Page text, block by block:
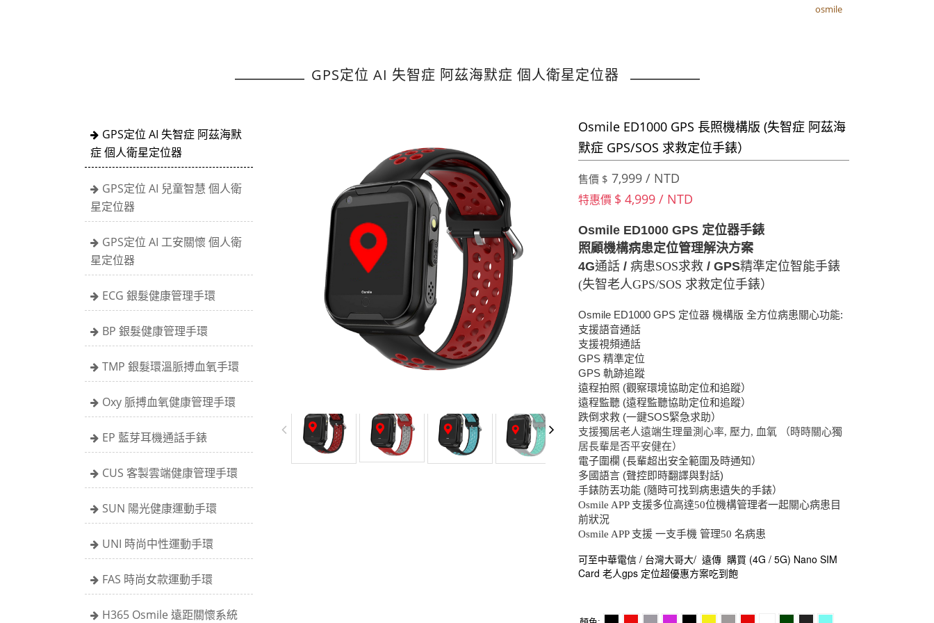
osmile
GPS定位 AI 失智症 阿茲海默症 個人衛星定位器
GPS定位 AI 失智症 阿茲海默
症 個人衛星定位器
GPS定位 AI 兒童智慧 個人衛
星定位器
GPS定位 AI 工安關懷 個人衛
星定位器
ECG 銀髮健康管理手環
BP 銀髮健康管理手環
TMP 銀髮環溫脈搏血氧手環
Oxy 脈搏血氧健康管理手環
EP 藍芽耳機通話手錶
CUS 客製雲端健康管理手環
SUN 陽光健康運動手環
UNI 時尚中性運動手環
FAS 時尚女款運動手環
H365 Osmile 遠距關懷系統
Osmile ED1000 GPS 長照機構版 (失智症 阿茲海
默症 GPS/SOS 求救定位手錶）
售價 $ 7,999 / NTD
特惠價 $ 4,999 / NTD
Osmile ED1000 GPS 定位器手錶
照顧機構病患定位管理解決方案
4G通話 / 病患SOS求救 / GPS精準定位智能手錶
(失智老人GPS/SOS 求救定位手錶）
Osmile ED1000 GPS 定位器 機構版 全方位病患關心功能:
支援語音通話
支援視頻通話
GPS 精準定位
GPS 軌跡追蹤
遠程拍照 (觀察環境協助定位和追蹤）
遠程監聽(遠程監聽協助定位和追蹤）
跌倒求救(一鍵SOS緊急求助）
支援獨居老人遠端生理量測心率, 壓力, 血氧 （時時關心獨
居長輩是否平安健在）
電子圍欄 (長輩超出安全範圍及時通知）
多國語言(聲控即時翻譯與對話)
手錶防丟功能 (隨時可找到病患遺失的手錶）
Osmile APP 支援多位高達50位機構管理者一起關心病患目
前狀況
Osmile APP 支援 一支手機 管理50 名病患
可至中華電信 / 台灣大哥大/ 遠傳 購買 (4G / 5G) Nano SIM
Card 老人gps 定位超優惠方案吃到飽